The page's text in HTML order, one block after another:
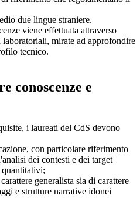
due lingue straniere.
viene effettuata attraverso
mirate ad approfondire
tecnico.
conoscenze e
i laureati del CdS devono
con particolare riferimento
dei contesti e dei target
generalista sia di carattere
e strutture narrative idonei